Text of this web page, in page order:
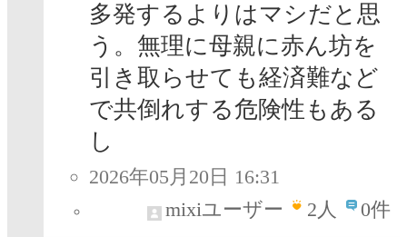
多発するよりはマシだと思
う。無理に母親に赤ん坊を
引き取らせても経済難など
で共倒れする危険性もある
し
2026年05月20日 16:31
mixiユーザー
2人 0件